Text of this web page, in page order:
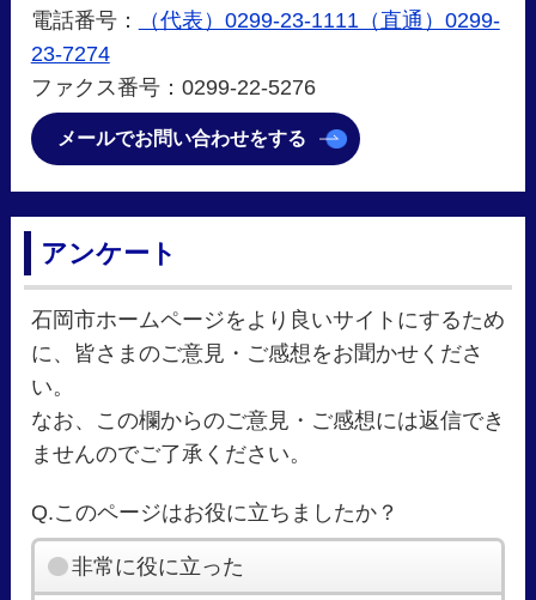
電話番号：
（代表）0299-23-1111（直通）0299-
23-7274
ファクス番号：0299-22-5276
メールでお問い合わせをする
アンケート
石岡市ホームページをより良いサイトにするため
に、皆さまのご意見・ご感想をお聞かせくださ
い。
なお、この欄からのご意見・ご感想には返信でき
ませんのでご了承ください。
Q.このページはお役に立ちましたか？
非常に役に立った